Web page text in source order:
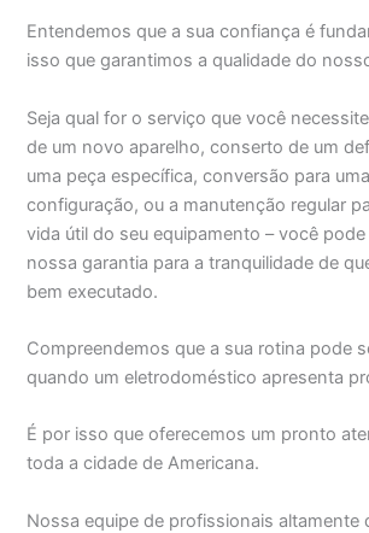
Entendemos que a sua confiança é
isso que garantimos a qualidade do
Seja qual for o serviço que você
de um novo aparelho, conserto de um
uma peça específica, conversão para
configuração, ou a manutenção regular
vida útil do seu equipamento – você
nossa garantia para a tranquilidade de
bem executado.
Compreendemos que a sua rotina pode
quando um eletrodoméstico apresenta
É por isso que oferecemos um pronto
toda a cidade de Americana.
Nossa equipe de profissionais altamente